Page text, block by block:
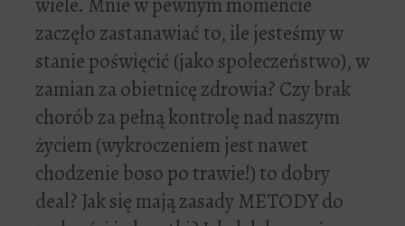
zaczęło zastanawiać to, ile jesteśmy w
stanie poświęcić (jako społeczeństwo), w
zamian za obietnicę zdrowia? Czy brak
chorób za pełną kontrolę nad naszym
życiem (wykroczeniem jest nawet
chodzenie boso po trawie!) to dobry
deal? Jak się mają zasady METODY do